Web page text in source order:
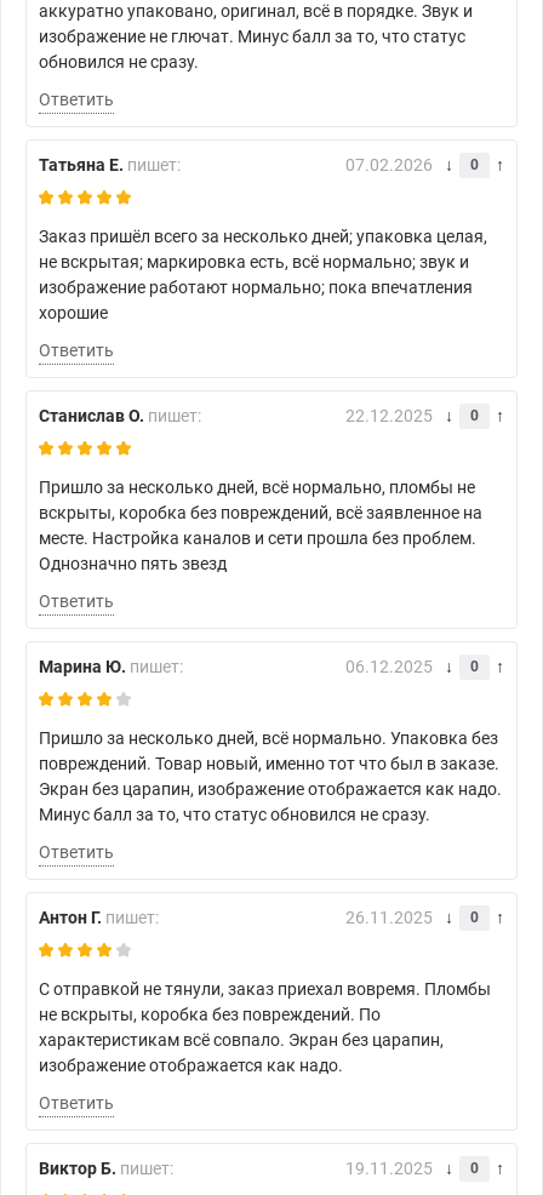
аккуратно упаковано, оригинал, всё в порядке. Звук и
изображение не глючат. Минус балл за то, что статус
обновился не сразу.
Ответить
Татьяна Е. пишет: 07.02.2026 0
Заказ пришёл всего за несколько дней; упаковка целая,
не вскрытая; маркировка есть, всё нормально; звук и
изображение работают нормально; пока впечатления
хорошие
Ответить
Станислав О. пишет: 22.12.2025 0
Пришло за несколько дней, всё нормально, пломбы не
вскрыты, коробка без повреждений, всё заявленное на
месте. Настройка каналов и сети прошла без проблем.
Однозначно пять звезд
Ответить
Марина Ю. пишет: 06.12.2025 0
Пришло за несколько дней, всё нормально. Упаковка без
повреждений. Товар новый, именно тот что был в заказе.
Экран без царапин, изображение отображается как надо.
Минус балл за то, что статус обновился не сразу.
Ответить
Антон Г. пишет: 26.11.2025 0
С отправкой не тянули, заказ приехал вовремя. Пломбы
не вскрыты, коробка без повреждений. По
характеристикам всё совпало. Экран без царапин,
изображение отображается как надо.
Ответить
Виктор Б. пишет: 19.11.2025 0